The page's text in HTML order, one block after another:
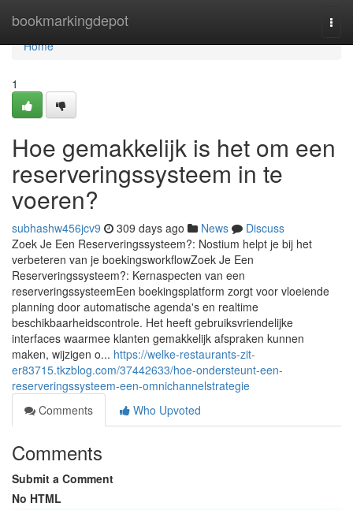
bookmarkingdepot
Home
Home
1
Hoe gemakkelijk is het om een
reserveringssysteem in te
voeren?
subhashw456jcv9 309 days ago News
Discuss
Zoek Je Een Reserveringssysteem?: Nostium helpt je bij het
verbeteren van je boekingsworkflowZoek Je Een
Reserveringssysteem?: Kernaspecten van een
reserveringssysteemEen boekingsplatform zorgt voor vloeiende
planning door automatische agenda's en realtime
beschikbaarheidscontrole. Het heeft gebruiksvriendelijke
interfaces waarmee klanten gemakkelijk afspraken kunnen
maken, wijzigen o... https://welke-restaurants-zit-
er83715.tkzblog.com/37442633/hoe-ondersteunt-een-
reserveringssysteem-een-omnichannelstrategie
Comments
Who Upvoted
Comments
Submit a Comment
No HTML